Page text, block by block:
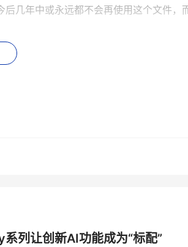
几年中或永远都不会再使用这个文件，
此最好是每个文件保持一个文件的多个版
，这是通过将不同版本的文件命名为另一
通过一个政策结构，并且为对厂商和站点
，25％，50％或80％的性能？就我所看到
列让创新AI功能成为“标配”